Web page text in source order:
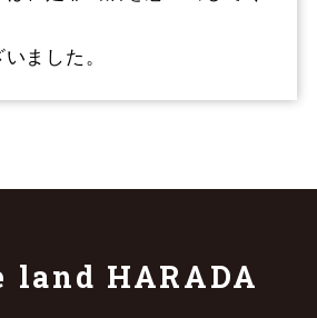
ました。
land HARADA